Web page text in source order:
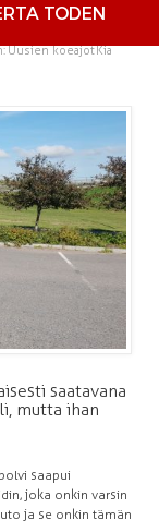
TODEN
Uusien koeajotKia
saatavana
mutta ihan
saapui
joka onkin varsin
ja se onkin tämän